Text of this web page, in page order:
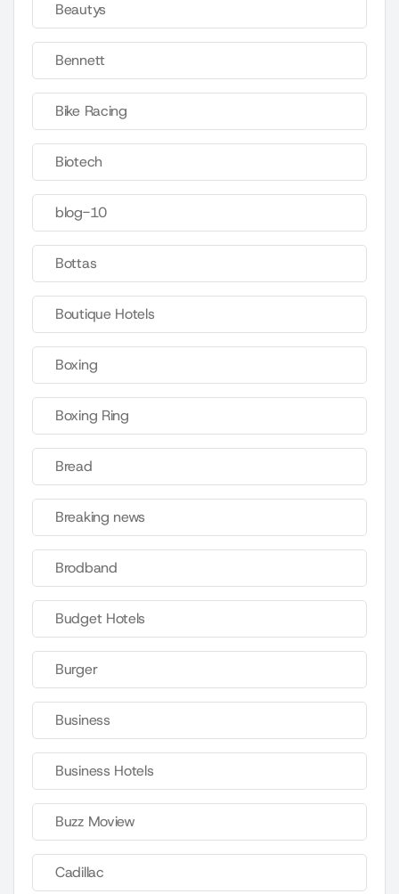
Beautys
Bennett
Bike Racing
Biotech
blog-10
Bottas
Boutique Hotels
Boxing
Boxing Ring
Bread
Breaking news
Brodband
Budget Hotels
Burger
Business
Business Hotels
Buzz Moview
Cadillac